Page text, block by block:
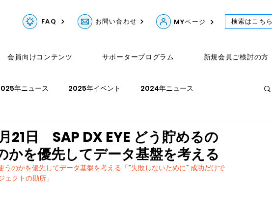
FAQ お問い合わせ MYページ 検索はこちら
会員向けコンテンツ サポータープログラム 新規会員ご検討の方
年ニュース 2025年イベント 2024年ニュース
2022年イベント
21日 SAP DX EYE どう貯めるの
かを優先してデータ基盤を考える
うのかを優先してデータ基盤を考える「"失敗しないために" 成功だけで
クトの勘所」